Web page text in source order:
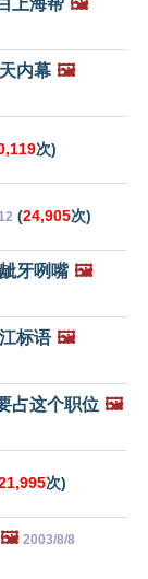
上海帮 🖼️
内幕 🖼️
次)
(24,905次)
牙咧嘴 🖼️
标语 🖼️
占这个职位 🖼️
次)
🖼️ 2003/8/8